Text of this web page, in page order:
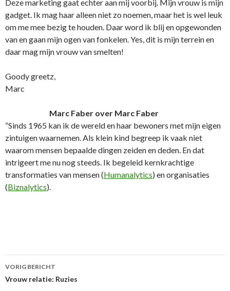
Deze marketing gaat echter aan mij voorbij. Mijn vrouw is mijn
gadget. Ik mag haar alleen niet zo noemen, maar het is wel leuk
om me mee bezig te houden. Daar word ik blij en opgewonden
van en gaan mijn ogen van fonkelen. Yes, dit is mijn terrein en
daar mag mijn vrouw van smelten!
Goody greetz,
Marc
Marc Faber over Marc Faber
“Sinds 1965 kan ik de wereld en haar bewoners met mijn eigen
zintuigen waarnemen. Als klein kind begreep ik vaak niet
waarom mensen bepaalde dingen zeiden en deden. En dat
intrigeert me nu nog steeds. Ik begeleid kernkrachtige
transformaties van mensen (Humanalytics) en organisaties
(Biznalytics).
Berichtnavigatie
VORIG BERICHT
Vrouw relatie: Ruzies